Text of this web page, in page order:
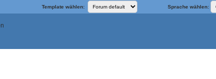
Template wählen: Sprache wählen: